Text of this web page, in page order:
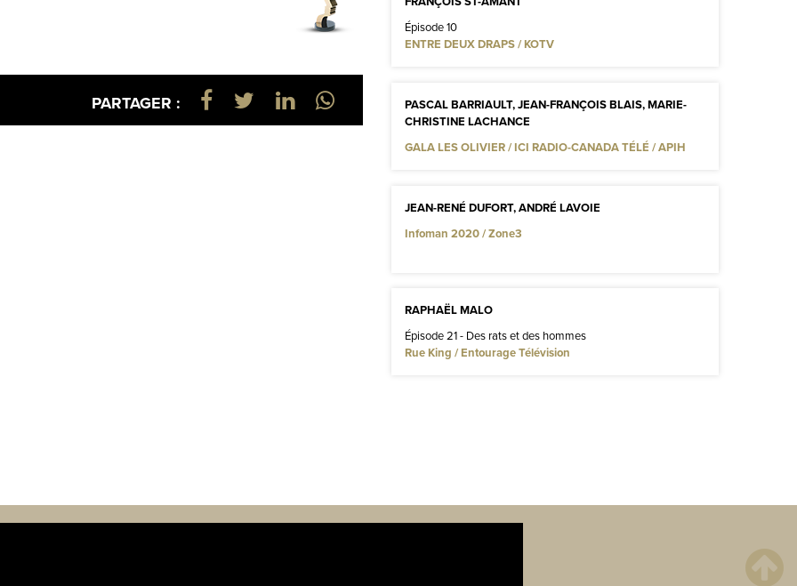
PARTAGER :
Épisode 10
ENTRE DEUX DRAPS / KOTV
PASCAL BARRIAULT, JEAN-FRANÇOIS BLAIS, MARIE-
CHRISTINE LACHANCE
GALA LES OLIVIER / ICI RADIO-CANADA TÉLÉ / APIH
JEAN-RENÉ DUFORT, ANDRÉ LAVOIE
Infoman 2020 / Zone3
RAPHAËL MALO
Épisode 21 - Des rats et des hommes
Rue King / Entourage Télévision